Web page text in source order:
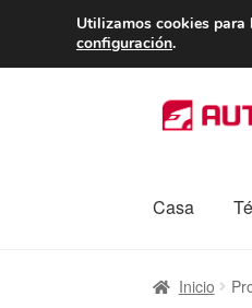
Ir
a
Ir
al
Casa
InicioCaja
Inicio
Utilizamos cookies para
configuración.